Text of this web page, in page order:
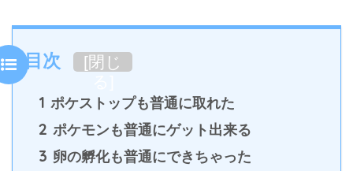
目次 [閉じ
1 ポケストップも普通に取れた
2 ポケモンも普通にゲット出来る
3 卵の孵化も普通にできちゃった